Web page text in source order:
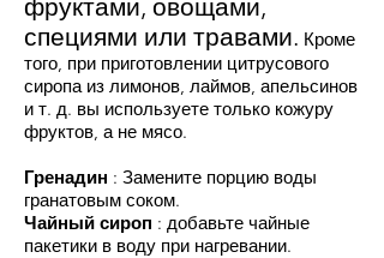
фруктами, овощами,
специями или травами. Кроме
того, при приготовлении цитрусового
сиропа из лимонов, лаймов, апельсинов
и т. д. вы используете только кожуру
фруктов, а не мясо.
Гренадин : Замените порцию воды
гранатовым соком.
Чайный сироп : добавьте чайные
пакетики в воду при нагревании.